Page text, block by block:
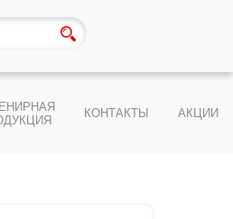
КОНТАКТЫ АКЦИИ